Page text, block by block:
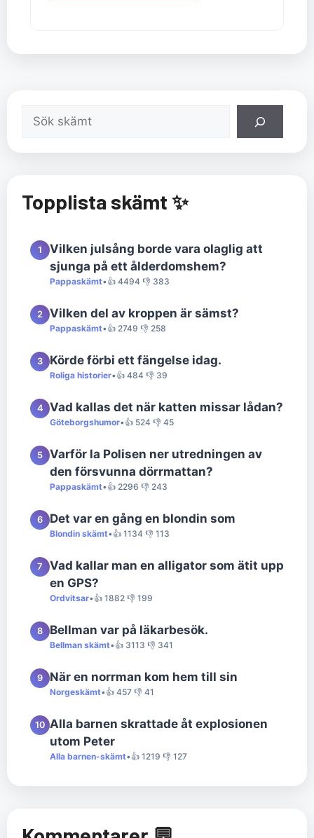
Sök
Topplista skämt ✨
1
Vilken julsång borde vara olaglig att
sjunga på ett ålderdomshem?
Pappaskämt•👍 4494 👎 383
2 Vilken del av kroppen är sämst?
Pappaskämt•👍 2749 👎 258
3 Körde förbi ett fängelse idag.
Roliga historier•👍 484 👎 39
4 Vad kallas det när katten missar lådan?
Göteborgshumor•👍 524 👎 45
5
Varför la Polisen ner utredningen av
den försvunna dörrmattan?
Pappaskämt•👍 2296 👎 243
6 Det var en gång en blondin som
Blondin skämt•👍 1134 👎 113
7
Vad kallar man en alligator som ätit upp
en GPS?
Ordvitsar•👍 1882 👎 199
8 Bellman var på läkarbesök.
Bellman skämt•👍 3113 👎 341
9 När en norrman kom hem till sin
Norgeskämt•👍 457 👎 41
10 Alla barnen skrattade åt explosionen
utom Peter
Alla barnen-skämt•👍 1219 👎 127